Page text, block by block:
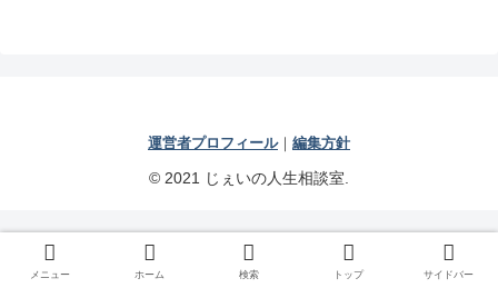
運営者プロフィール｜ 編集方針
© 2021 じぇいの人生相談室.
メニュー ホーム 検索 トップ サイドバー